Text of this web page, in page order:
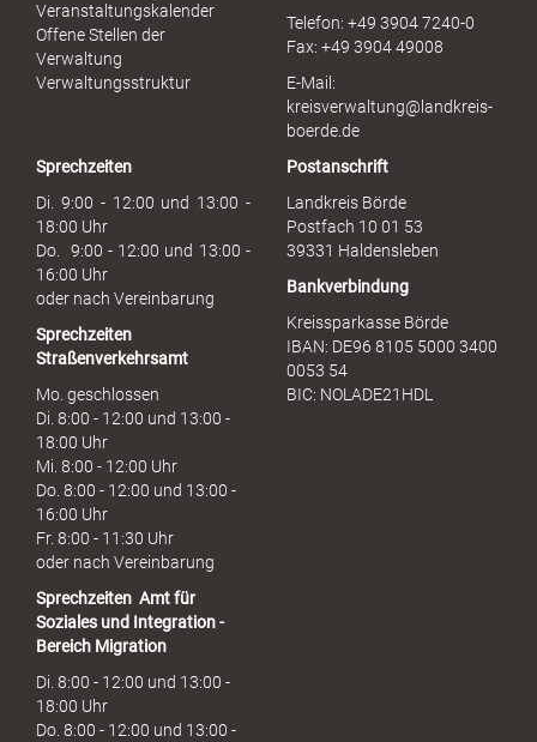
u
h
Veranstaltungskalender
Offene Stellen der
Verwaltung
Verwaltungsstruktur
Telefon: +49 3904 7240-0
Fax: +49 3904 49008
E-Mail:
kreisverwaltung@landkreis-
boerde.de
Sprechzeiten
Di. 9:00 - 12:00 und 13:00 -
18:00 Uhr
Do. 9:00 - 12:00 und 13:00 -
16:00 Uhr
oder nach Vereinbarung
Sprechzeiten
Straßenverkehrsamt
Mo. geschlossen
Di. 8:00 - 12:00 und 13:00 -
18:00 Uhr
Mi. 8:00 - 12:00 Uhr
Do. 8:00 - 12:00 und 13:00 -
16:00 Uhr
Fr. 8:00 - 11:30 Uhr
oder nach Vereinbarung
Sprechzeiten Amt für
Soziales und Integration -
Bereich Migration
Di. 8:00 - 12:00 und 13:00 -
18:00 Uhr
Do. 8:00 - 12:00 und 13:00 -
Postanschrift
Landkreis Börde
Postfach 10 01 53
39331 Haldensleben
Bankverbindung
Kreissparkasse Börde
IBAN: DE96 8105 5000 3400
0053 54
BIC: NOLADE21HDL